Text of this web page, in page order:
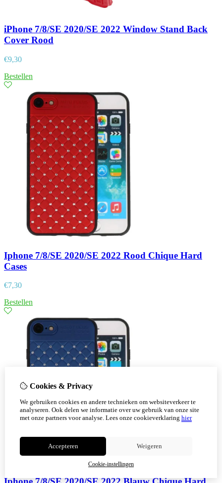
iPhone 7/8/SE 2020/SE 2022 Window Stand Back
Cover Rood
€9,30
Bestellen
Iphone 7/8/SE 2020/SE 2022 Rood Chique Hard
Cases
€7,30
Bestellen
Cookies & Privacy
We gebruiken cookies en andere technieken om websiteverkeer te
analyseren. Ook delen we informatie over uw gebruik van onze site
met onze partners voor analyse. Lees onze cookieverklaring hier
Accepteren Weigeren
Cookie-instellingen